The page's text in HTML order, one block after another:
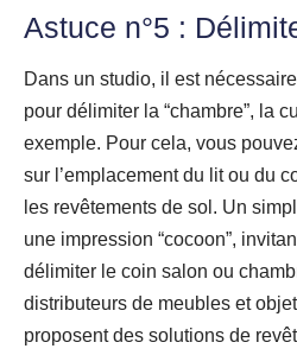
Astuce n°5 :
Dans un studio, il est
pour délimiter la “chambre”, la
exemple. Pour cela, vous
sur l’emplacement du lit ou du
les revêtements de sol. Un
une impression “cocoon”,
délimiter le coin salon ou
distributeurs de meubles et
proposent des solutions de